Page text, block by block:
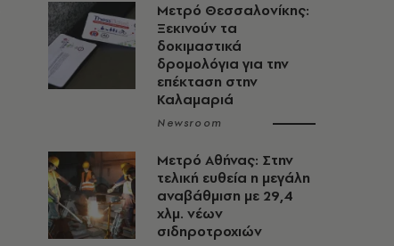
Μετρό Θεσσαλονίκης:
Ξεκινούν τα
δοκιμαστικά
δρομολόγια για την
επέκταση στην
Καλαμαριά
Newsroom
Μετρό Αθήνας: Στην
τελική ευθεία η μεγάλη
αναβάθμιση με 29,4
χλμ. νέων
σιδηροτροχιών